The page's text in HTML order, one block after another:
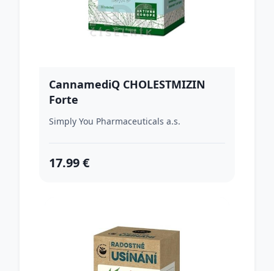
CannamediQ CHOLESTMIZIN
Forte
Simply You Pharmaceuticals a.s.
17.99 €